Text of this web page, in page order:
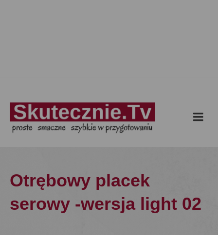
Otrębowy placek
serowy -wersja light 02